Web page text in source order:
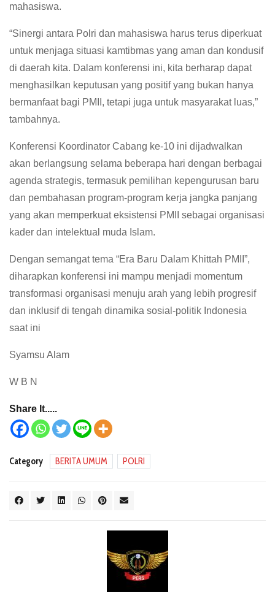
mahasiswa.
“Sinergi antara Polri dan mahasiswa harus terus diperkuat
untuk menjaga situasi kamtibmas yang aman dan kondusif
di daerah kita. Dalam konferensi ini, kita berharap dapat
menghasilkan keputusan yang positif yang bukan hanya
bermanfaat bagi PMII, tetapi juga untuk masyarakat luas,”
tambahnya.
Konferensi Koordinator Cabang ke-10 ini dijadwalkan
akan berlangsung selama beberapa hari dengan berbagai
agenda strategis, termasuk pemilihan kepengurusan baru
dan pembahasan program-program kerja jangka panjang
yang akan memperkuat eksistensi PMII sebagai organisasi
kader dan intelektual muda Islam.
Dengan semangat tema “Era Baru Dalam Khittah PMII”,
diharapkan konferensi ini mampu menjadi momentum
transformasi organisasi menuju arah yang lebih progresif
dan inklusif di tengah dinamika sosial-politik Indonesia
saat ini
Syamsu Alam
W B N
Share It.....
Category BERITA UMUM POLRI